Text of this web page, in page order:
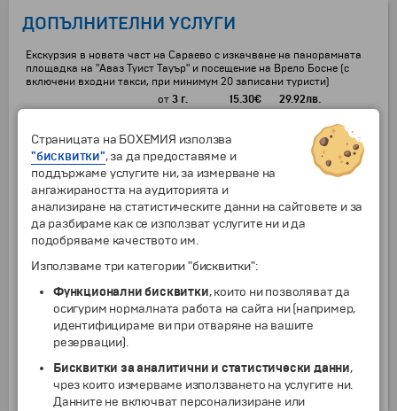
ДОПЪЛНИТЕЛНИ УСЛУГИ
Екскурзия в новата част на Сараево с изкачване на панорамната
площадка на "Аваз Туист Тауър" и посещение на Врело Босне (с
включени входни такси, при минимум 20 записани туристи)
от 3 г. 15.30€ 29.92лв.
Полудневна екскурзия до Босненските пирамиди с включена
входна такса и местен водач (при минимум 20 записани туристи)
от3 г. 30.60
лв.
1 стандартна вечеря в ресторанта на хотела (тристепенно меню,
без включени напитки) и 1 вечеря с музика на живо (тристепенно
меню, плюс чаша ракия на човек), при минимум 20 записани
от3 г.
Ползване на двойна седалка от един турист
Нощувка преди датата на отпътуване в хотел "Хемус" *** на турист
в единична стая
от 1 г. 42 € 82.14 лв.
в двойна стая
от1 г. 25€ 48.90лв.
Страницата на БОХЕМИЯ използва
"бисквитки", за да предоставяме и
поддържаме услугите ни, за измерване на
ангажираността на аудиторията и
анализиране на статистическите данни на сайтовете и за
да разбираме как се използват услугите ни и да
подобряваме качеството им.
Използваме три категории "бисквитки":
Функционални бисквитки, които ни позволяват да
осигурим нормалната работа на сайта ни (например,
идентифицираме ви при отваряне на вашите
резервации).
Бисквитки за аналитични и статистически данни,
чрез които измерваме използването на услугите ни.
Данните не включват персонализиране или